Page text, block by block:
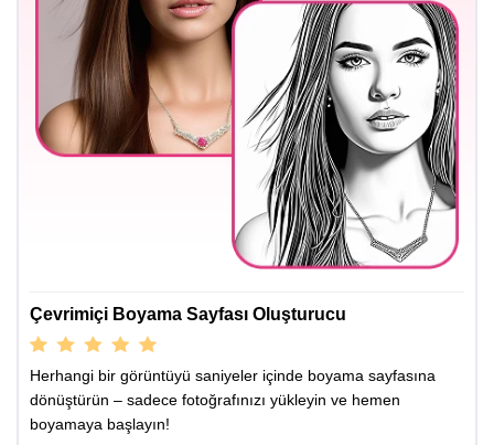
Çevrimiçi Boyama Sayfası Oluşturucu
Herhangi bir görüntüyü saniyeler içinde boyama sayfasına
dönüştürün – sadece fotoğrafınızı yükleyin ve hemen
boyamaya başlayın!